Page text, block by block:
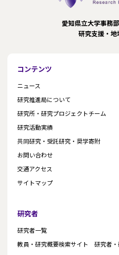
愛知県立大学事務
研究支援・
コンテンツ
ニュース
研究推進局について
研究所・研究プロジェクトチーム
研究活動実績
共同研究・受託研究・奨学寄附
お問い合わせ
交通アクセス
サイトマップ
研究者
研究者一覧
教員・研究概要検索サイト 研究者・